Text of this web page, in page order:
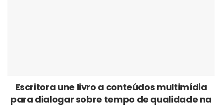
Escritora une livro a conteúdos multimídia
para dialogar sobre tempo de qualidade na